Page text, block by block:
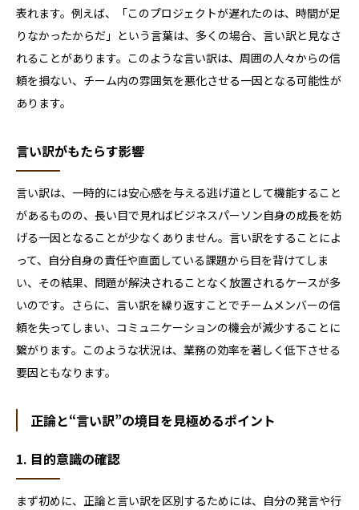
表れます。例えば、「このプロジェクトが遅れたのは、時間が足
りなかったからだ」という言葉は、多くの場合、言い訳と見なさ
れることがあります。このような言い訳は、周囲の人々からの信
頼を損ない、チーム内の雰囲気を悪化させる一因となる可能性が
あります。
言い訳がもたらす影響
言い訳は、一時的には安心感を与える逃げ道として機能すること
があるものの、長い目で見ればビジネスパーソン自身の成長を妨
げる一因となることが少なくありません。言い訳をすることによ
って、自分自身の責任や直面している課題から目を背けてしま
い、その結果、問題が解決されることなく放置されるケースが多
いのです。さらに、言い訳を繰り返すことでチームメンバーの信
頼を失ってしまい、コミュニケーションの機会が減少することに
繋がります。このような状況は、業務の効率を著しく低下させる
要因ともなります。
正論と“言い訳”の境目を見極めるポイント
1. 目的意識の確認
まず初めに、正論と言い訳を区別するためには、自分の発言や行